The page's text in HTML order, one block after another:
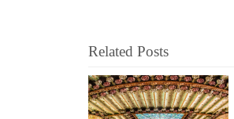
Related Posts